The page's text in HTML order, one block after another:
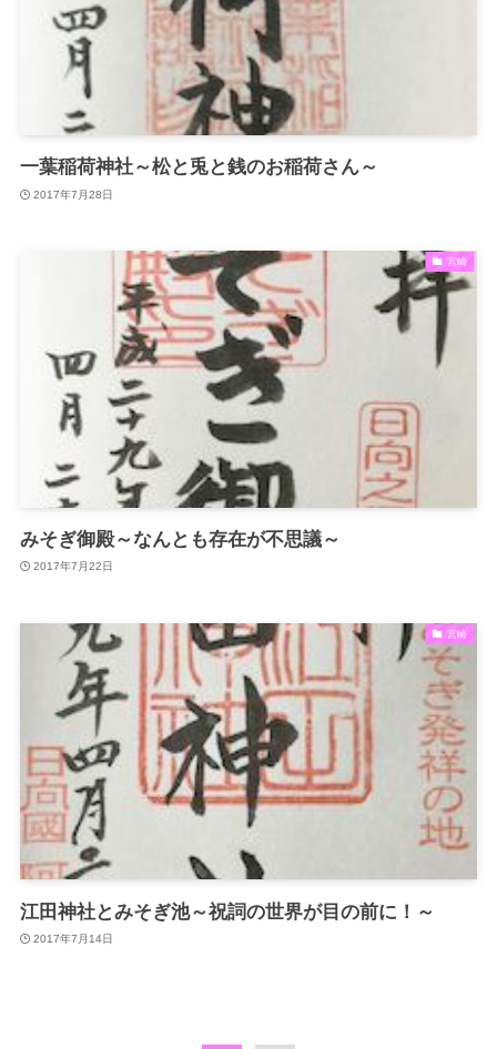
一葉稲荷神社～松と兎と銭のお稲荷さん～
2017年7月28日
宮崎
みそぎ御殿～なんとも存在が不思議～
2017年7月22日
宮崎
江田神社とみそぎ池～祝詞の世界が目の前に！～
2017年7月14日